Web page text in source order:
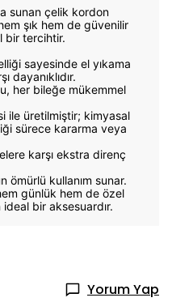
sunan çelik kordon
şık hem de güvenilir
bir tercihtir.
sayesinde el yıkama
dayanıklıdır.
her bileğe mükemmel
ile üretilmiştir; kimyasal
sürece kararma veya
karşı ekstra direnç
ömürlü kullanım sunar.
günlük hem de özel
ideal bir aksesuardır.
Yorum Yap